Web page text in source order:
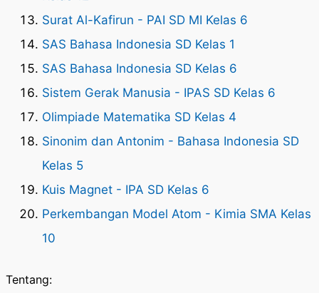
Surat Al-Kafirun - PAI SD MI Kelas 6
SAS Bahasa Indonesia SD Kelas 1
SAS Bahasa Indonesia SD Kelas 6
Sistem Gerak Manusia - IPAS SD Kelas 6
Olimpiade Matematika SD Kelas 4
Sinonim dan Antonim - Bahasa Indonesia SD
Kelas 5
Kuis Magnet - IPA SD Kelas 6
Perkembangan Model Atom - Kimia SMA Kelas
10
Tentang: